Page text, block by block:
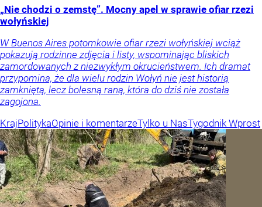
„Nie chodzi o zemstę”. Mocny apel w sprawie ofiar rzezi
wołyńskiej
W Buenos Aires potomkowie ofiar rzezi wołyńskiej wciąż
pokazują rodzinne zdjęcia i listy, wspominając bliskich
zamordowanych z niezwykłym okrucieństwem. Ich dramat
przypomina, że dla wielu rodzin Wołyń nie jest historią
zamkniętą, lecz bolesną raną, która do dziś nie została
zagojona.
KrajPolitykaOpinie i komentarzeTylko u NasTygodnik Wprost